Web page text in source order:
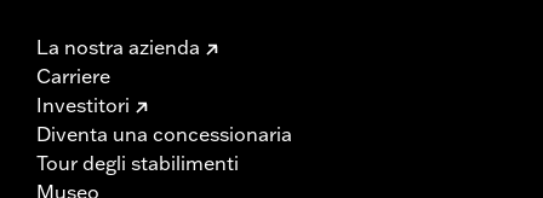
La nostra azienda
Carriere
Investitori
Diventa una concessionaria
Tour degli stabilimenti
Museo